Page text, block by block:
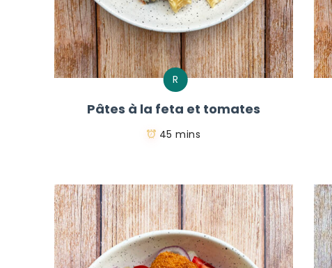
R
Pâtes à la feta et tomates
45 mins